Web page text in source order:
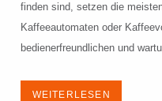
finden sind, setzen die
Kaffeeautomaten oder
bedienerfreundlichen und
WEITERLESEN